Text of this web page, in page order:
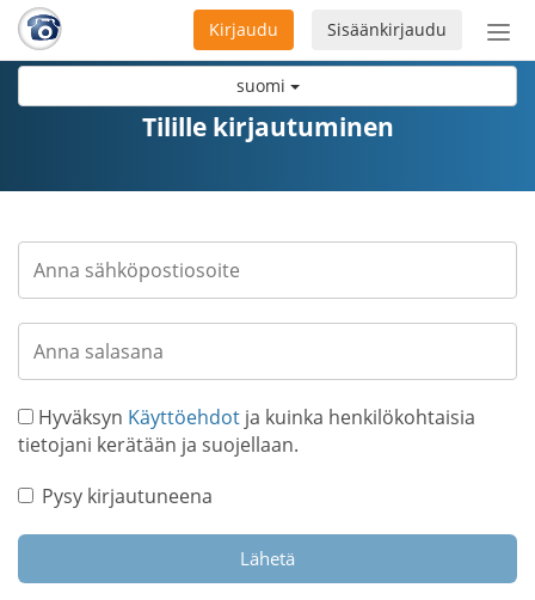
suomi
Sisäänkirjaudu
Kirjaudu
Tilille kirjautuminen
Hyväksyn Käyttöehdot ja kuinka henkilökohtaisia
tietojani kerätään ja suojellaan.
Pysy kirjautuneena
Lähetä